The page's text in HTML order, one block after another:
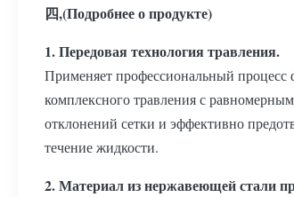
四,(Подробнее о продукте)
1. Передовая технология травления.
Применяет профессиональный
комплексного травления с
отклонений сетки и эффективно
течение жидкости.
2. Материал из нержавеющей стали